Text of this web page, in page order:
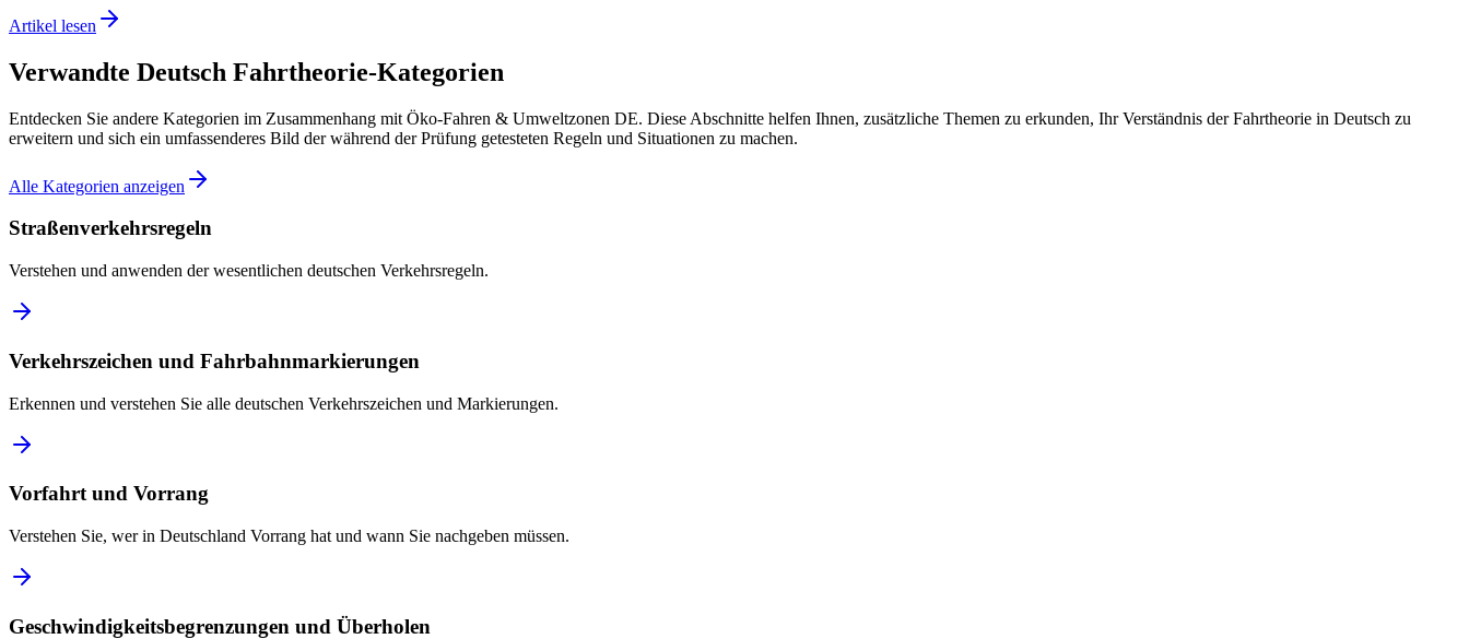
Artikel lesen
Verwandte Deutsch Fahrtheorie-Kategorien
Entdecken Sie andere Kategorien im Zusammenhang mit Öko-Fahren & Umweltzonen DE. Diese Abschnitte helfen Ihnen, zusätzliche Themen zu erkunden, Ihr Verständnis der Fahrtheorie in Deutsch zu
erweitern und sich ein umfassenderes Bild der während der Prüfung getesteten Regeln und Situationen zu machen.
Alle Kategorien anzeigen
Straßenverkehrsregeln
Verstehen und anwenden der wesentlichen deutschen Verkehrsregeln.
Verkehrszeichen und Fahrbahnmarkierungen
Erkennen und verstehen Sie alle deutschen Verkehrszeichen und Markierungen.
Vorfahrt und Vorrang
Verstehen Sie, wer in Deutschland Vorrang hat und wann Sie nachgeben müssen.
Geschwindigkeitsbegrenzungen und Überholen